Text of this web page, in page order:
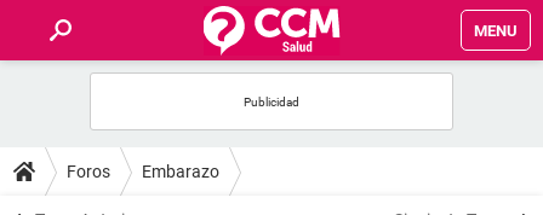
MENU
FOROS
Foros Embarazo